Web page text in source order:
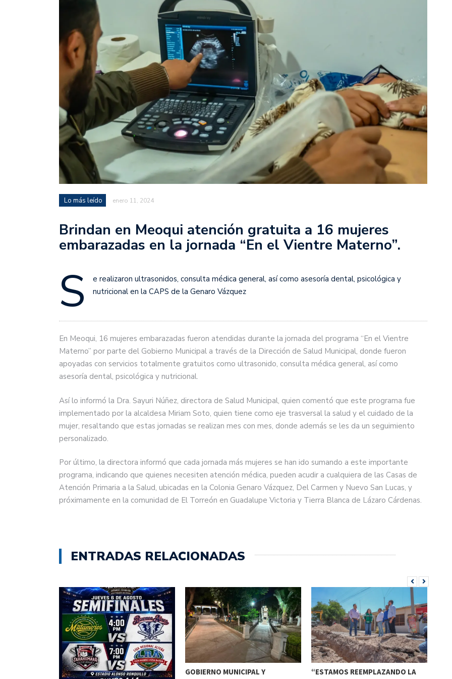
Lo más leído enero 11, 2024
Brindan en Meoqui atención gratuita a 16 mujeres
embarazadas en la jornada “En el Vientre Materno”.
S
e realizaron ultrasonidos, consulta médica general, así como asesoría dental, psicológica y
nutricional en la CAPS de la Genaro Vázquez
En Meoqui, 16 mujeres embarazadas fueron atendidas durante la jornada del programa “En el Vientre
Materno” por parte del Gobierno Municipal a través de la Dirección de Salud Municipal, donde fueron
apoyadas con servicios totalmente gratuitos como ultrasonido, consulta médica general, así como
asesoría dental, psicológica y nutricional.
Así lo informó la Dra. Sayuri Núñez, directora de Salud Municipal, quien comentó que este programa fue
implementado por la alcaldesa Miriam Soto, quien tiene como eje trasversal la salud y el cuidado de la
mujer, resaltando que estas jornadas se realizan mes con mes, donde además se les da un seguimiento
personalizado.
Por último, la directora informó que cada jornada más mujeres se han ido sumando a este importante
programa, indicando que quienes necesiten atención médica, pueden acudir a cualquiera de las Casas de
Atención Primaria a la Salud, ubicadas en la Colonia Genaro Vázquez, Del Carmen y Nuevo San Lucas, y
próximamente en la comunidad de El Torreón en Guadalupe Victoria y Tierra Blanca de Lázaro Cárdenas.
ENTRADAS RELACIONADAS
GOBIERNO MUNICIPAL Y “ESTAMOS REEMPLAZANDO LA